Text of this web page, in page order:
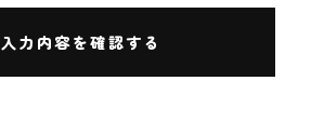
入力内容を確認する